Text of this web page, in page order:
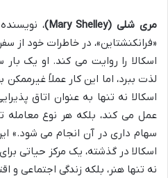
مری شلی (Mary Shelley)
،
«فرانکنشتاین»، در خاطرات خود از
اسکالا را روایت می کند. او یک بار
لذت ببرد، اما این کار عملاً غیرممکن
اسکالا نه تنها به عنوان اتاق
عمل می کند، بلکه هر نوع معامله
سهام داری در آن انجام می شود.»
اسکالا در گذشته، یک مرکز حیاتی
نه تنها هنر، بلکه زندگی اجتماعی و